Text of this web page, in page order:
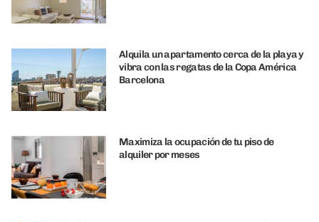
Alquila un apartamento cerca de la playa y
vibra con las regatas de la Copa América
Barcelona
Maximiza la ocupación de tu piso de
alquiler por meses